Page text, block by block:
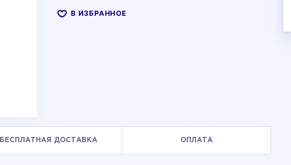
В ИЗБРАННОЕ
БЕСПЛАТНАЯ ДОСТАВКА ОПЛАТА